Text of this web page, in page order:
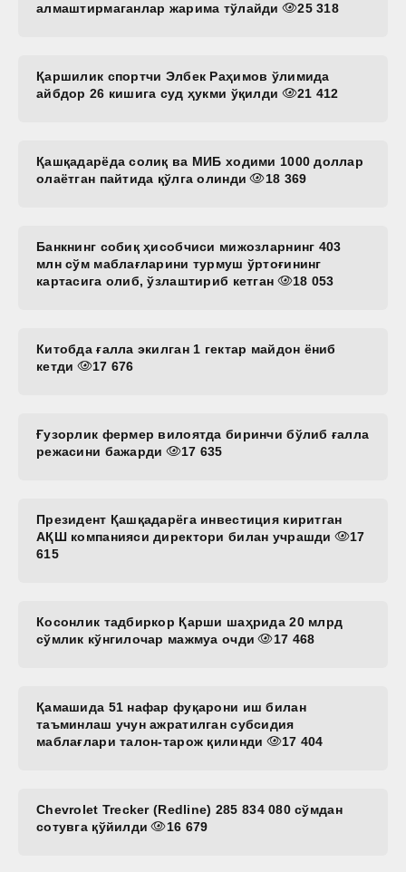
алмаштирмаганлар жарима тўлайди
25 318
Қаршилик спортчи Элбек Раҳимов ўлимида
айбдор 26 кишига суд ҳукми ўқилди
21 412
Қашқадарёда солиқ ва МИБ ходими 1000 доллар
олаётган пайтида қўлга олинди
18 369
Банкнинг собиқ ҳисобчиси мижозларнинг 403
млн сўм маблағларини турмуш ўртоғининг
картасига олиб, ўзлаштириб кетган
18 053
Китобда ғалла экилган 1 гектар майдон ёниб
кетди
17 676
Ғузорлик фермер вилоятда биринчи бўлиб ғалла
режасини бажарди
17 635
Президент Қашқадарёга инвестиция киритган
АҚШ компанияси директори билан учрашди
17
615
Косонлик тадбиркор Қарши шаҳрида 20 млрд
сўмлик кўнгилочар мажмуа очди
17 468
Қамашида 51 нафар фуқарони иш билан
таъминлаш учун ажратилган субсидия
маблағлари талон-тарож қилинди
17 404
Chevrolet Trecker (Redline) 285 834 080 сўмдан
сотувга қўйилди
16 679